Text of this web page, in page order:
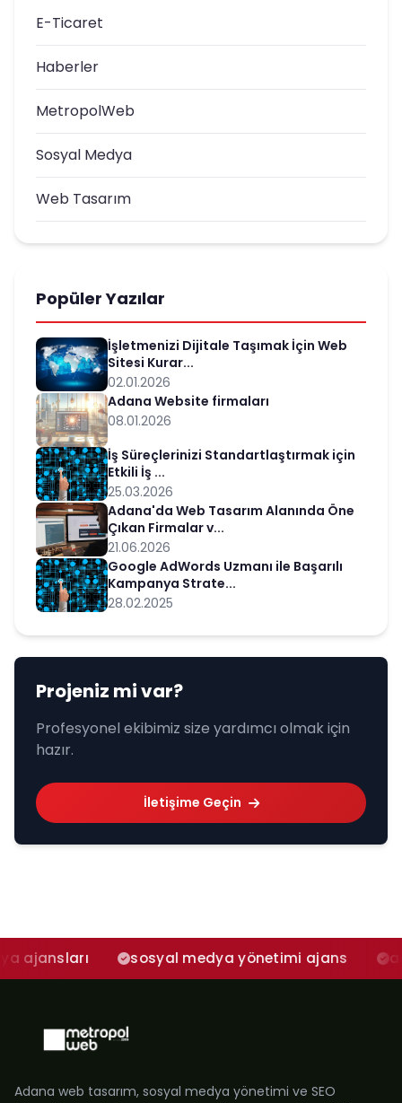
E-Ticaret
Haberler
MetropolWeb
Sosyal Medya
Web Tasarım
Popüler Yazılar
İşletmenizi Dijitale Taşımak İçin Web
Sitesi Kurar...
02.01.2026
Adana Website firmaları
08.01.2026
İş Süreçlerinizi Standartlaştırmak için
Etkili İş ...
25.03.2026
Adana'da Web Tasarım Alanında Öne
Çıkan Firmalar v...
21.06.2026
Google AdWords Uzmanı ile Başarılı
Kampanya Strate...
28.02.2025
Projeniz mi var?
Profesyonel ekibimiz size yardımcı olmak için
hazır.
İletişime Geçin
sosyal medya yönetimi ajans adana
Adana web tasarım, sosyal medya yönetimi ve SEO